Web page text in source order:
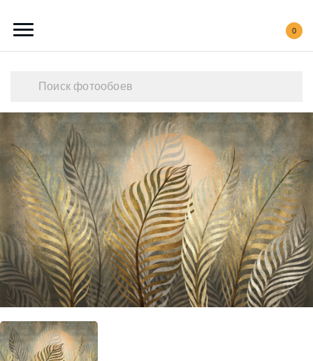
0
Каталог обоев
Наши работы
Создать свои фотообои
Акции
О нас
Контакты
+38 (097) 151 87 57